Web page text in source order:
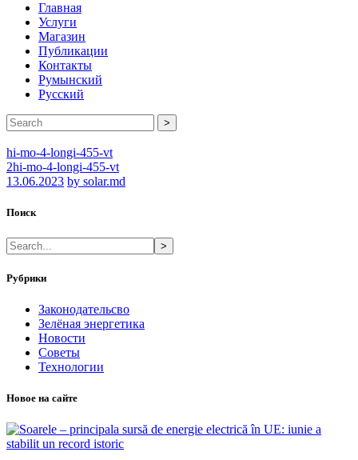
Главная
Услуги
Магазин
Публикации
Контакты
Румынский
Русский
>
hi-mo-4-longi-455-vt
2hi-mo-4-longi-455-vt
13.06.2023 by solar.md
Поиск
>
Рубрики
Законодательсво
Зелёная энергетика
Новости
Советы
Технологии
Новое на сайте